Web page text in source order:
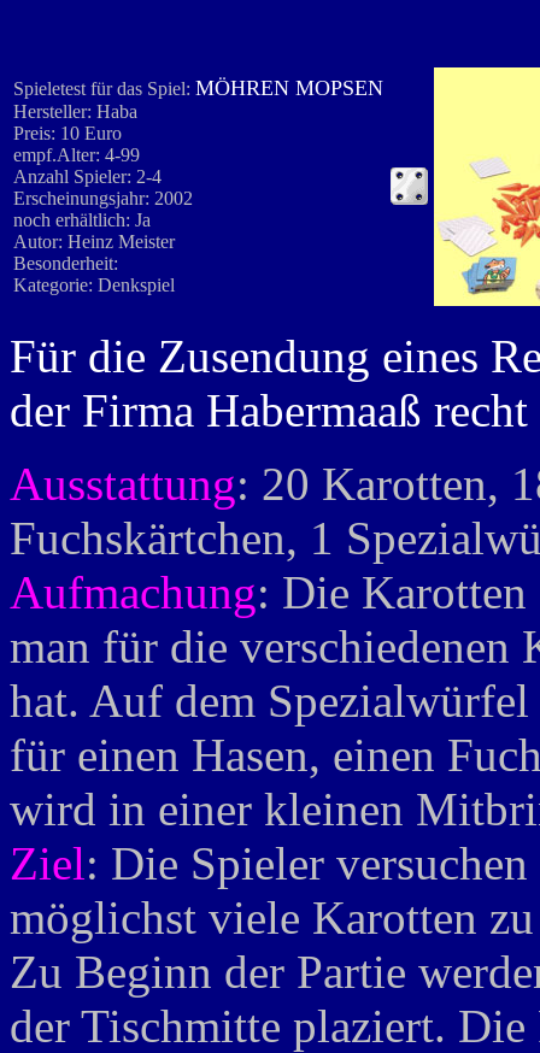
Spieletest für das Spiel: MÖHREN MOPSEN
Hersteller: Haba
Preis: 10 Euro
empf.Alter: 4-99
Anzahl Spieler: 2-4
Erscheinungsjahr: 2002
noch erhältlich: Ja
Autor: Heinz Meister
Besonderheit:
Kategorie: Denkspiel
Für die Zusendung eines
der Firma Habermaaß
Ausstattung: 20 Karotten,
Fuchskärtchen, 1
Aufmachung: Die
man für die verschiedenen
hat. Auf dem
für einen Hasen, einen
wird in einer kleinen
Ziel: Die Spieler
möglichst viele Karotten
Zu Beginn der Partie
der Tischmitte plaziert.